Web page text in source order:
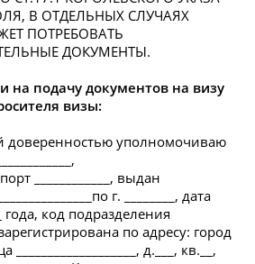
В ОТДЕЛЬНЫХ СЛУЧАЯХ
ПОТРЕБОВАТЬ
ДОКУМЕНТЫ.
на подачу документов на визу
визы:
доверенностью уполномочиваю
____________, выдан
г. ________, дата
года, код подразделения
зарегистрирована по адресу: город
___________________, д.___, кв.__,